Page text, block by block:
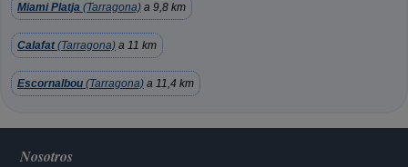
Miami Platja (Tarragona) a 9,8 km
Calafat(Tarragona) a 11 km
Escornalbou (Tarragona) a 11,4 km
Nosotros